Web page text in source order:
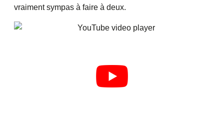
vraiment sympas à faire à deux.